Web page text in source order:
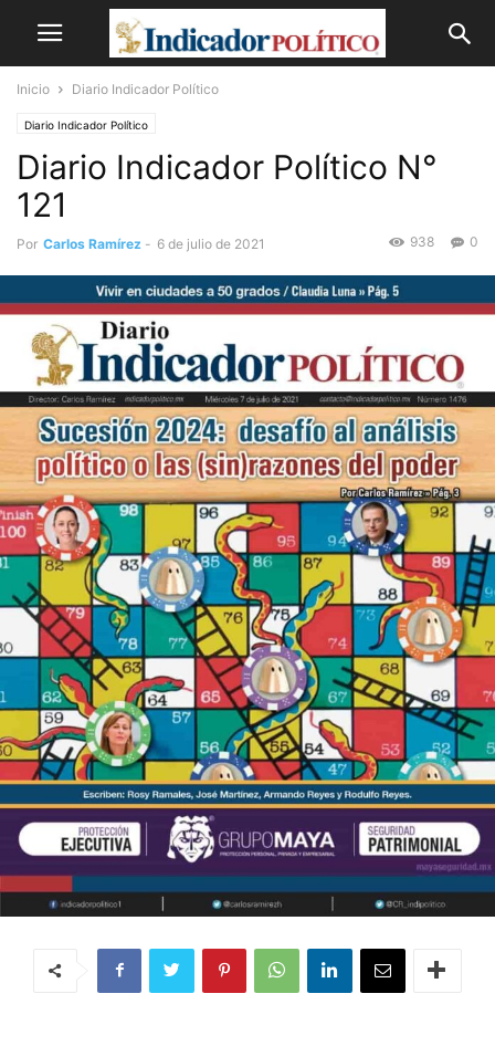
Inicio Diario Indicador Político
Diario Indicador Político
Diario Indicador Político N°
121
Por Carlos Ramírez - 6 de julio de 2021 0
938